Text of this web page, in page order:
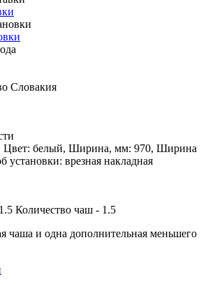
Цвет: белый, Ширина, мм: 970, Ширина
установки: врезная накладная
Количество чаш - 1.5
чаша и одна дополнительная меньшего